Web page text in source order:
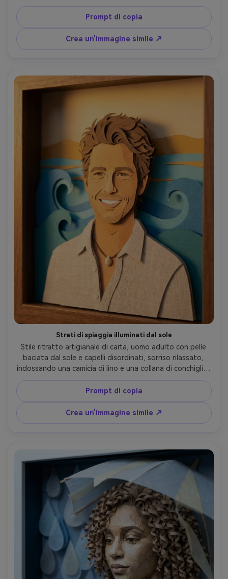
raso riimmaginato come strati di carta lucida, sfondo
scuro del palco con ritagli a strati della tenda, faretti
morbidi con lucentezza sottile sulle pieghe di carta,
ritratto spalla su, umore raffinato, contorni tagliati di
precisione, alto dettaglio, obiettivo da 85 mm,
Prompt di copia
Crea un'immagine simile ↗
Strati di spiaggia illuminati dal sole
Stile ritratto artigianale di carta, uomo adulto con pelle
baciata dal sole e capelli disordinati, sorriso rilassato,
indossando una camicia di lino e una collana di conchiglia,
onde oceaniche di carta a strati e orizzonte dietro di lui
come una scatola d'ombre, luce dorata calda, ombre
delicate a strati, inquadratura in vita, tavolozza ariosa,
fibre di cartone visibili, forme d'onda tagliate nitide,
obiettivo da 85 mm, profondità di campo bassa-AR 4:5
Prompt di copia
Crea un'immagine simile ↗